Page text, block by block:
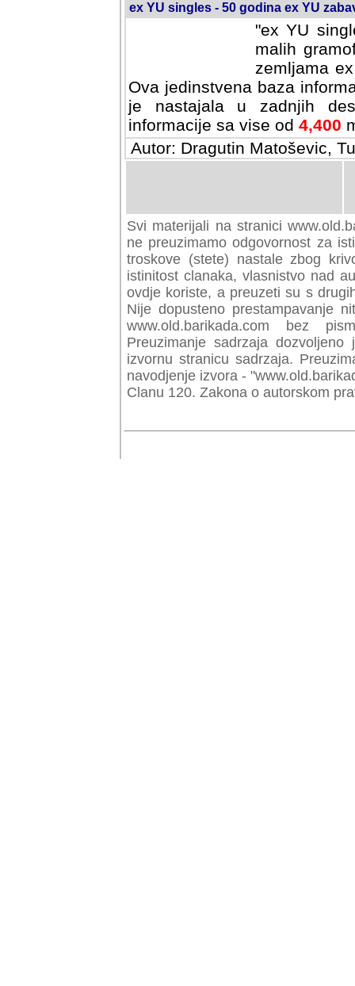
ex YU singles - 50 godina ex YU
"ex YU
malih
zemljama
Ova jedinstvena baza
je nastajala u zadnjih
informacije sa vise od 4,400
Autor: Dragutin Matoševic,
Svi materijali na stranici
preuzimamo odgovornost za
troskove (stete) nastale zbog
istinitost clanaka, vlasnistvo nad
ovdje koriste, a preuzeti su s
Nije dopusteno prestampavanje
www.old.barikada.com bez
Preuzimanje sadrzaja
izvornu stranicu sadrzaja.
navodjenje izvora -
Clanu 120. Zakona o autorskom